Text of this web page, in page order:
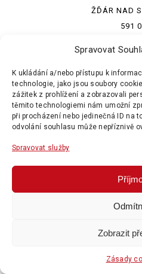
Spravovat
K ukládání a/nebo přístupu k
technologie, jako jsou soubory
zážitek z prohlížení a zobrazovali
těmito technologiemi nám umožní
při procházení nebo jedinečná ID na
odvolání souhlasu může nepříznivě
Spravovat služby
Zobrazit
Zásady
ŽĎÁR NAD
591
COPYRIGHT © ENPEKA, A.S.
WEBDESIGN ©